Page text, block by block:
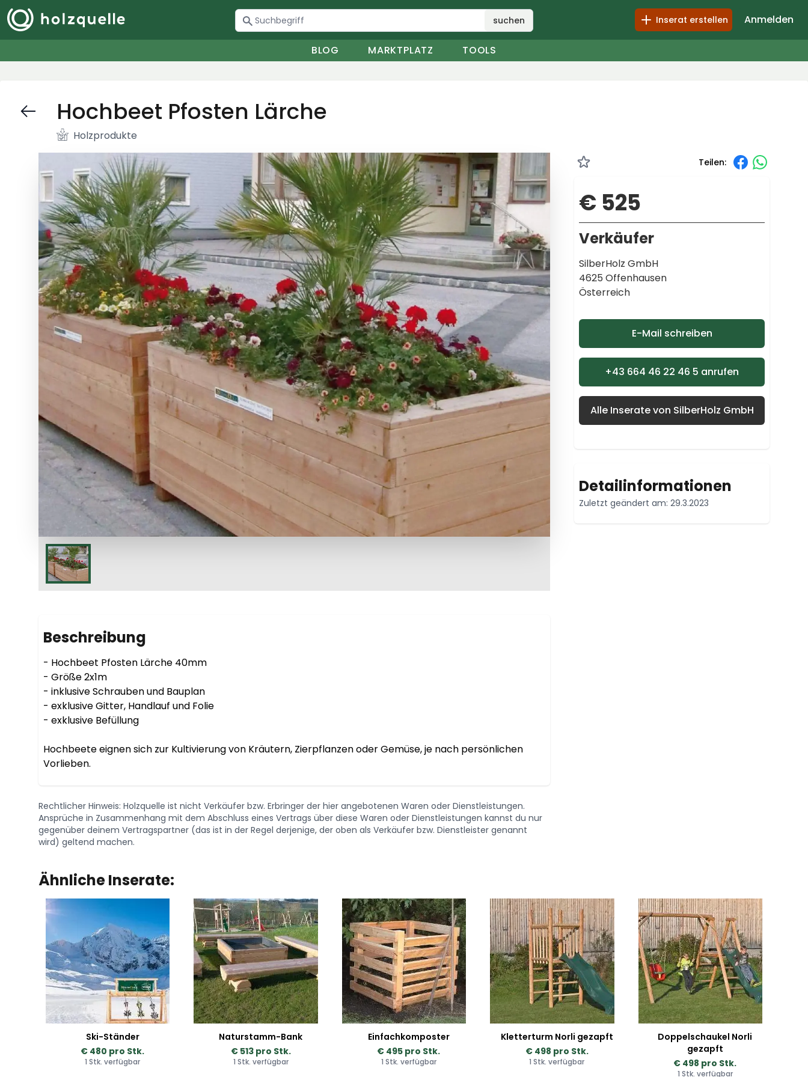
suchen Inserat erstellen Anmelden
BLOG MARKTPLATZ TOOLS
Hochbeet Pfosten Lärche
Holzprodukte
Beschreibung
- Hochbeet Pfosten Lärche 40mm
- Größe 2x1m
- inklusive Schrauben und Bauplan
- exklusive Gitter, Handlauf und Folie
- exklusive Befüllung
Hochbeete eignen sich zur Kultivierung von Kräutern, Zierpflanzen oder Gemüse, je nach persönlichen
Vorlieben.
Rechtlicher Hinweis: Holzquelle ist nicht Verkäufer bzw. Erbringer der hier angebotenen Waren oder Dienstleistungen.
Ansprüche in Zusammenhang mit dem Abschluss eines Vertrags über diese Waren oder Dienstleistungen kannst du nur
gegenüber deinem Vertragspartner (das ist in der Regel derjenige, der oben als Verkäufer bzw. Dienstleister genannt
wird) geltend machen.
Teilen:
€ 525
Verkäufer
SilberHolz GmbH
4625 Offenhausen
Österreich
E-Mail schreiben
+43 664 46 22 46 5 anrufen
Alle Inserate von SilberHolz GmbH
Detailinformationen
Zuletzt geändert am: 29.3.2023
Ähnliche Inserate:
Ski-Ständer
€ 480 pro Stk.
1 Stk. verfügbar
Naturstamm-Bank
€ 513 pro Stk.
1 Stk. verfügbar
Einfachkomposter
€ 495 pro Stk.
1 Stk. verfügbar
Kletterturm Norli gezapft
€ 498 pro Stk.
1 Stk. verfügbar
Doppelschaukel Norli
gezapft
€ 498 pro Stk.
1 Stk. verfügbar